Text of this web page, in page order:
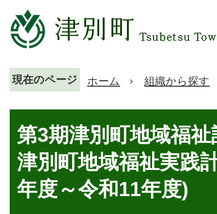
現在のページ ホーム 組織から探す
第3期津別町地域福
津別町地域福祉実践
年度～令和11年度)